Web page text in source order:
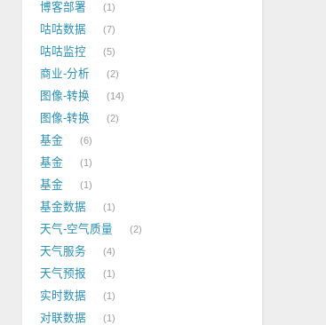
博客部署 1
咕咕数据 7
咕咕监控 5
商业-分析 2
图像-转换 14
图像-转换 2
基金 6
基金 1
基金 1
基金数据 1
天气-空气质量 2
天气服务 4
天气预报 1
实时数据 1
对联数据 1